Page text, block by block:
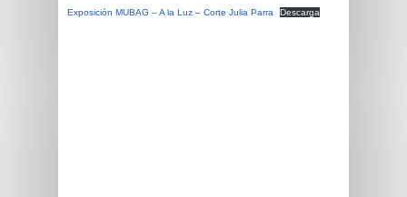
Exposición MUBAG – A la Luz – Corte Julia Parra Descarga